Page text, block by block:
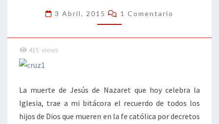
3 Abril, 2015 Comentarios
1 Comentario
415 views
La muerte de Jesús de Nazaret que hoy celebra la
Iglesia, trae a mi bitácora el recuerdo de todos los
hijos de Dios que mueren en la fe católica por decretos